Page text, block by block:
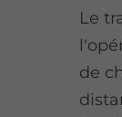
Le
de